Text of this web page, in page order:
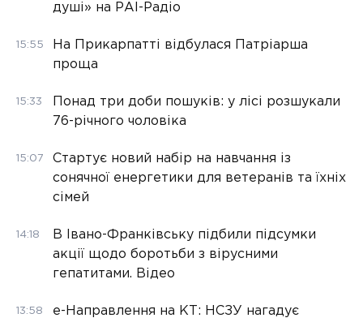
душі» на РАІ-Радіо
15:55
На Прикарпатті відбулася Патріарша
проща
15:33
Понад три доби пошуків: у лісі розшукали
76-річного чоловіка
15:07
Стартує новий набір на навчання із
сонячної енергетики для ветеранів та їхніх
сімей
14:18
В Івано-Франківську підбили підсумки
акції щодо боротьби з вірусними
гепатитами. Відео
13:58
е-Направлення на КТ: НСЗУ нагадує